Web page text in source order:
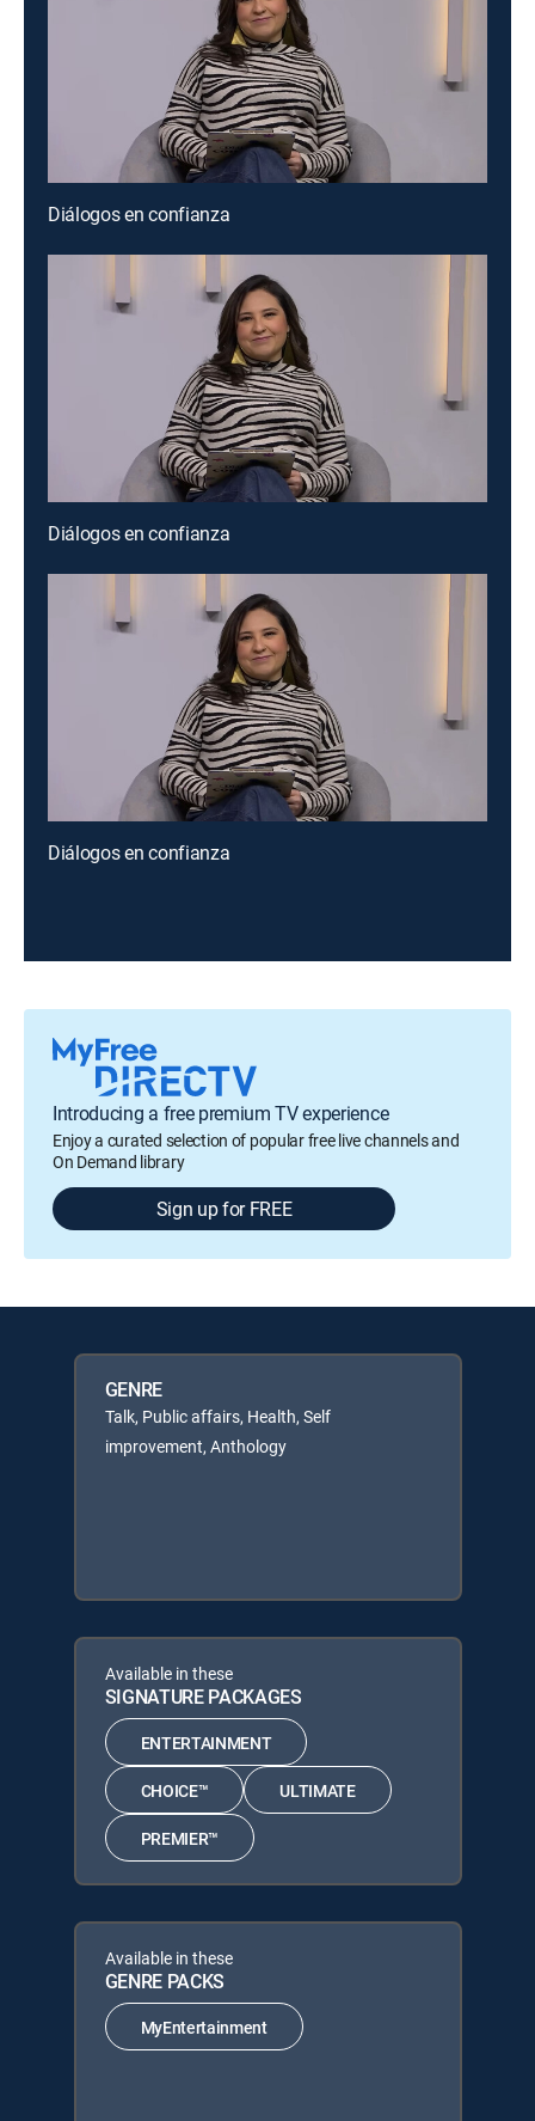
Diálogos en confianza
Diálogos en confianza
Diálogos en confianza
Introducing a free premium TV experience
Enjoy a curated selection of popular free live channels and
On Demand library
Sign up for FREE
GENRE
Talk, Public affairs, Health, Self
improvement, Anthology
Available in these
SIGNATURE PACKAGES
ENTERTAINMENT
CHOICE™ ULTIMATE
PREMIER™
Available in these
GENRE PACKS
MyEntertainment